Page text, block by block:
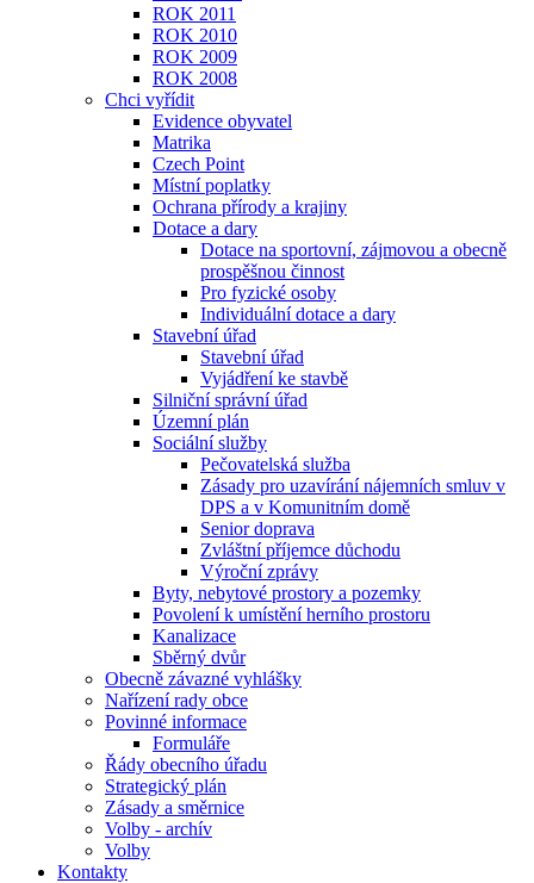
ROK 2011
ROK 2010
ROK 2009
ROK 2008
Chci vyřídit
Evidence obyvatel
Matrika
Czech Point
Místní poplatky
Ochrana přírody a krajiny
Dotace a dary
Dotace na sportovní, zájmovou a obecně
prospěšnou činnost
Pro fyzické osoby
Individuální dotace a dary
Stavební úřad
Stavební úřad
Vyjádření ke stavbě
Silniční správní úřad
Územní plán
Sociální služby
Pečovatelská služba
Zásady pro uzavírání nájemních smluv v
DPS a v Komunitním domě
Senior doprava
Zvláštní příjemce důchodu
Výroční zprávy
Byty, nebytové prostory a pozemky
Povolení k umístění herního prostoru
Kanalizace
Sběrný dvůr
Obecně závazné vyhlášky
Nařízení rady obce
Povinné informace
Formuláře
Řády obecního úřadu
Strategický plán
Zásady a směrnice
Volby - archív
Volby
Kontakty